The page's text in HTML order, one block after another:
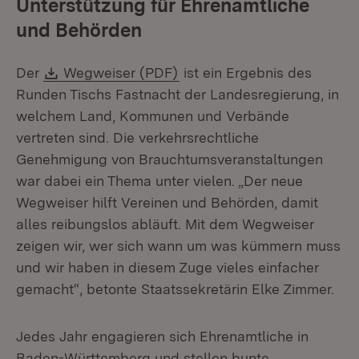
Unterstützung für Ehrenamtliche
und Behörden
Der Download:
Wegweiser (PDF) (Öffnet in neuem Fenster)
ist ein Ergebnis des
Runden Tischs Fastnacht der Landesregierung, in
welchem Land, Kommunen und Verbände
vertreten sind. Die verkehrsrechtliche
Genehmigung von Brauchtumsveranstaltungen
war dabei ein Thema unter vielen. „Der neue
Wegweiser hilft Vereinen und Behörden, damit
alles reibungslos abläuft. Mit dem Wegweiser
zeigen wir, wer sich wann um was kümmern muss
und wir haben in diesem Zuge vieles einfacher
gemacht“, betonte Staatssekretärin Elke Zimmer.
Jedes Jahr engagieren sich Ehrenamtliche in